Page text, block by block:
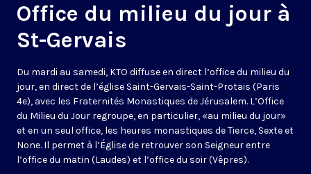
Office du milieu du jour à
St-Gervais
Du mardi au samedi, KTO diffuse en direct l’office du milieu du
jour, en direct de l’église Saint-Gervais-Saint-Protais (Paris
4e), avec les Fraternités Monastiques de Jérusalem. L’Office
du Milieu du Jour regroupe, en particulier, «au milieu du jour»
et en un seul office, les heures monastiques de Tierce, Sexte et
None. Il permet à l’Église de retrouver son Seigneur entre
l’office du matin (Laudes) et l’office du soir (Vêpres).